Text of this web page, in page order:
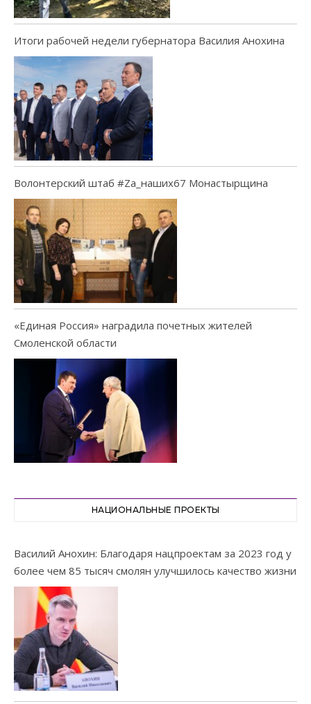
Итоги рабочей недели губернатора Василия Анохина
Волонтерский штаб #Za_наших67 Монастырщина
«Единая Россия» наградила почетных жителей
Смоленской области
НАЦИОНАЛЬНЫЕ ПРОЕКТЫ
Василий Анохин: Благодаря нацпроектам за 2023 год у
более чем 85 тысяч смолян улучшилось качество жизни